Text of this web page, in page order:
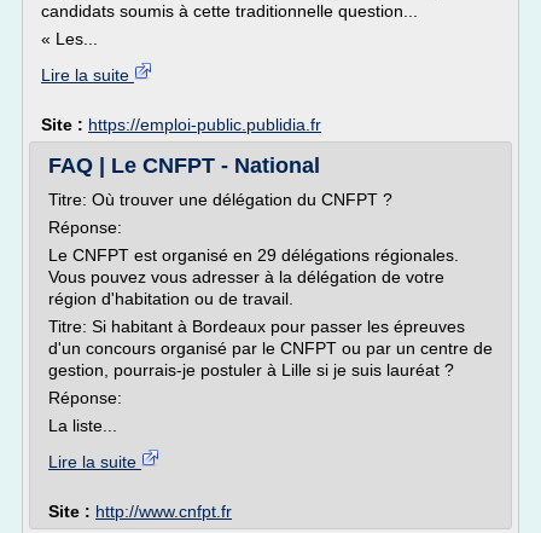
candidats soumis à cette traditionnelle question...
« Les...
Lire la suite
Site : https://emploi-public.publidia.fr
FAQ | Le CNFPT - National
Titre: Où trouver une délégation du CNFPT ?
Réponse:
Le CNFPT est organisé en 29 délégations régionales.
Vous pouvez vous adresser à la délégation de votre
région d'habitation ou de travail.
Titre: Si habitant à Bordeaux pour passer les épreuves
d'un concours organisé par le CNFPT ou par un centre de
gestion, pourrais-je postuler à Lille si je suis lauréat ?
Réponse:
La liste...
Lire la suite
Site : http://www.cnfpt.fr